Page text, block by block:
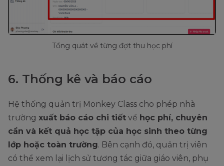
Tổng quát về từng đợt thu học phí
6. Thống kê và báo cáo
Hệ thống quản trị Monkey Class cho phép nhà
trường xuất báo cáo chi tiết về học phí, chuyên
cần và kết quả học tập của học sinh theo từng
lớp hoặc toàn trường. Bên cạnh đó, quản trị viên
có thể xem lại lịch sử tương tác giữa giáo viên, phụ